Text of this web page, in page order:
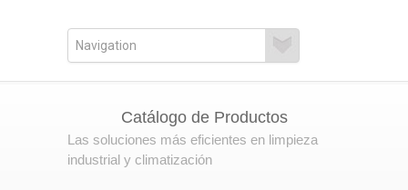
Catálogo de Productos
Las soluciones más eficientes en limpieza
industrial y climatización